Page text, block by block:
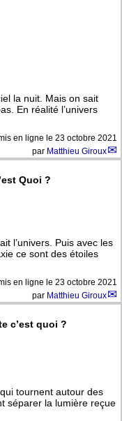
la nuit. Mais on sait
En réalité l’univers
en ligne le 23 octobre 2021
par Matthieu Giroux
Quoi ?
l’univers. Puis avec les
ce sont des étoiles
en ligne le 23 octobre 2021
par Matthieu Giroux
c’est quoi ?
tournent autour des
séparer la lumière reçue